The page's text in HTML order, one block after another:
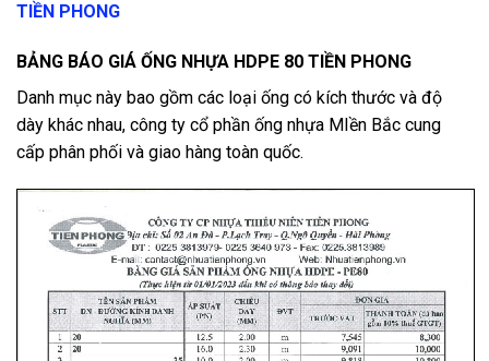
TIỀN PHONG
BẢNG BÁO GIÁ ỐNG NHỰA HDPE 80 TIỀN PHONG
Danh mục này bao gồm các loại ống có kích thước và độ
dày khác nhau, công ty cổ phần ống nhựa MIền Bắc cung
cấp phân phối và giao hàng toàn quốc.